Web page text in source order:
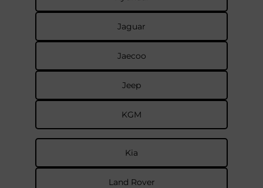
Jaguar
Jaecoo
Jeep
KGM
Kia
Land Rover